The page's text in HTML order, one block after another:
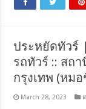
ประหยัดทัวร์
รถทัวร์ :: สถ
กรุงเทพ (หม
March 28, 2023